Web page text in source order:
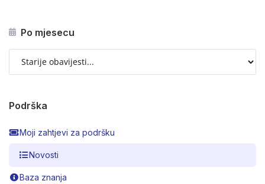
Po mjesecu
Podrška
Moji zahtjevi za podršku
Novosti
Baza znanja